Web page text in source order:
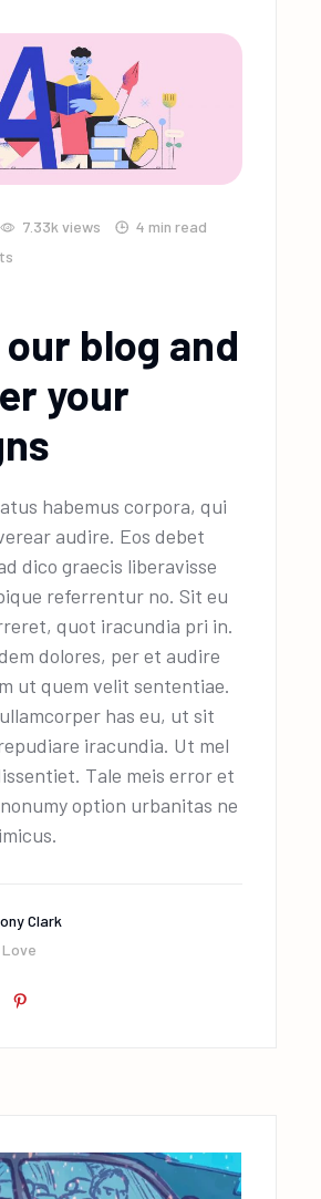
7.33kviews
4 min read
our blog and
your
habemus corpora, qui
audire. Eos debet
dico graecis liberavisse
referrentur no. Sit eu
quot iracundia pri in.
dolores, per et audire
ut quem velit sententiae.
has eu, ut sit
iracundia. Ut mel
Tale meis error et
option urbanitas ne
Clark